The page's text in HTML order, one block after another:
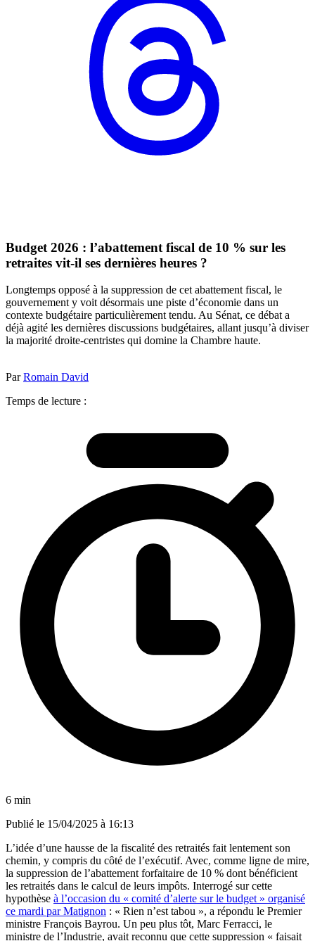
Budget 2026 : l’abattement fiscal de 10 % sur les
retraites vit-il ses dernières heures ?
Longtemps opposé à la suppression de cet abattement fiscal, le
gouvernement y voit désormais une piste d’économie dans un
contexte budgétaire particulièrement tendu. Au Sénat, ce débat a
déjà agité les dernières discussions budgétaires, allant jusqu’à diviser
la majorité droite-centristes qui domine la Chambre haute.
ParRomain David
Temps de lecture :
6 min
Publié le 15/04/2025 à 16:13
L’idée d’une hausse de la fiscalité des retraités fait lentement son
chemin, y compris du côté de l’exécutif. Avec, comme ligne de mire,
la suppression de l’abattement forfaitaire de 10 % dont bénéficient
les retraités dans le calcul de leurs impôts. Interrogé sur cette
hypothèse à l’occasion du « comité d’alerte sur le budget » organisé
ce mardi par Matignon : « Rien n’est tabou », a répondu le Premier
ministre François Bayrou. Un peu plus tôt, Marc Ferracci, le
ministre de l’Industrie, avait reconnu que cette suppression « faisait